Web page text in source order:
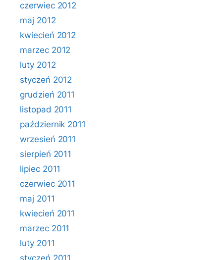
czerwiec 2012
maj 2012
kwiecień 2012
marzec 2012
luty 2012
styczeń 2012
grudzień 2011
listopad 2011
październik 2011
wrzesień 2011
sierpień 2011
lipiec 2011
czerwiec 2011
maj 2011
kwiecień 2011
marzec 2011
luty 2011
styczeń 2011